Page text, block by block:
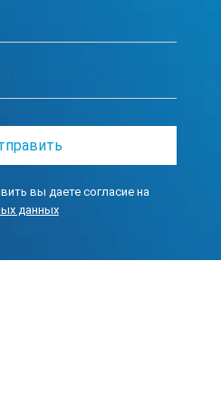
60 Гц; 5 В пост. тока при выходе
вы даете согласие на
данных